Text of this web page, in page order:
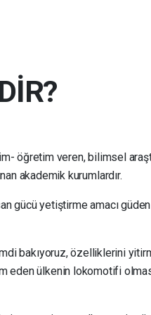
öğretim veren, bilimsel
akademik kurumlardır.
gücü yetiştirme amacı
bakıyoruz, özelliklerini
eden ülkenin lokomotifi